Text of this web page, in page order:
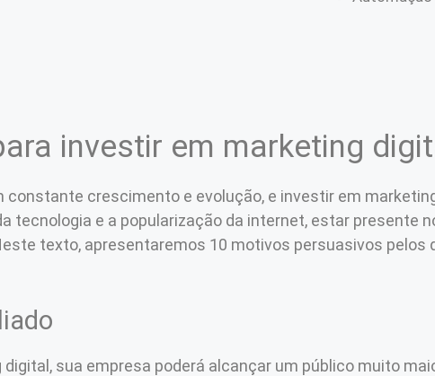
investir em marketing
constante crescimento e evolução, e investir em
tecnologia e a popularização da internet, estar presente
texto, apresentaremos 10 motivos persuasivos pelos
sua empresa poderá alcançar um público muito